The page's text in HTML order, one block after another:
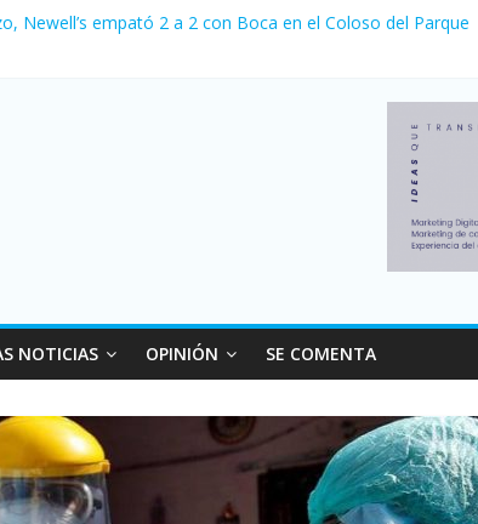
Newell’s empató 2 a 2 con Boca en el Coloso del Parque
invierno con más movimiento y consumo turístico: 4,6
NOTICIAS OPINIÓN SE COMENTA